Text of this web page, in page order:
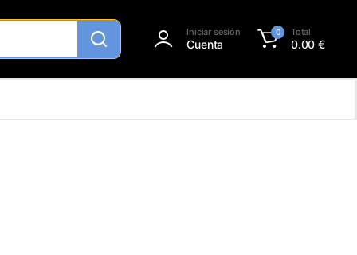
Iniciar sesión
Cuenta
0 Total
0.00€